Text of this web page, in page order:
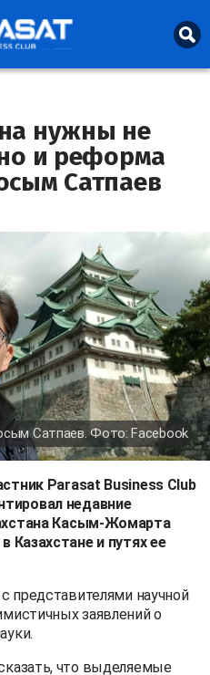
нужны не
и реформа
Сатпаев
Сатпаев. Фото: Facebook
Parasat Business Club
недавние
Касым-Жомарта
Казахстане и путях ее
представителями научной
заявлений о
что выделяемые